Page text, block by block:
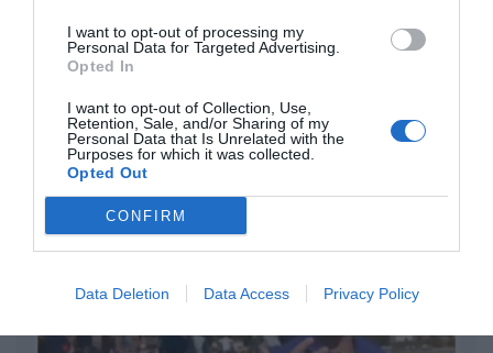
I want to opt-out of processing my
Personal Data for Targeted Advertising.
Opted In
I want to opt-out of Collection, Use,
Retention, Sale, and/or Sharing of my
Personal Data that Is Unrelated with the
Purposes for which it was collected.
Opted Out
CONFIRM
Data Deletion Data Access Privacy Policy
Eulogio López
emigración es mala
Eulogio López
Argumentos